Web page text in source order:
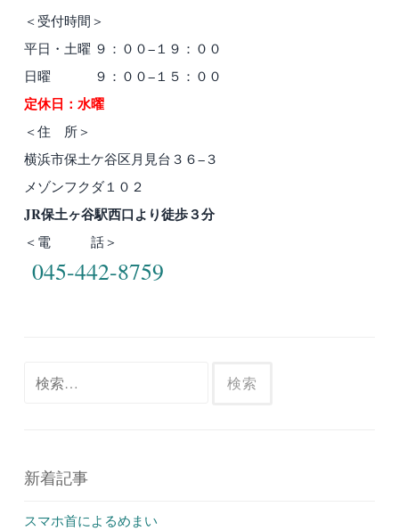
＜受付時間＞
平日・土曜 ９：００−１９：００
日曜 ９：００−１５：００
定休日：水曜
＜住 所＞
横浜市保土ケ谷区月見台３６−３
メゾンフクダ１０２
JR保土ヶ谷駅西口より徒歩３分
＜電 話＞
045-442-8759
新着記事
スマホ首によるめまい